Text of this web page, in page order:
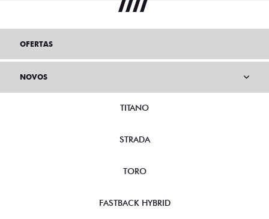
OFERTAS
NOVOS
TITANO
STRADA
TORO
FASTBACK HYBRID